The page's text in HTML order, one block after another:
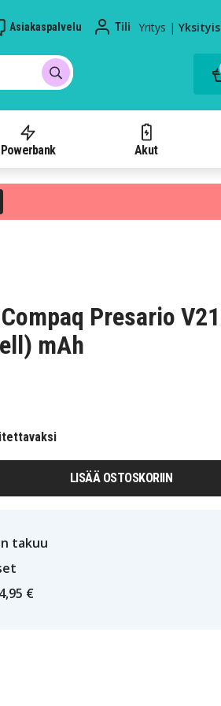
Asiakaspalvelu Tili Yritys |
Powerbank Akut
Presario
mAh
LISÄÄ OSTOSKORIIN
takuu
€